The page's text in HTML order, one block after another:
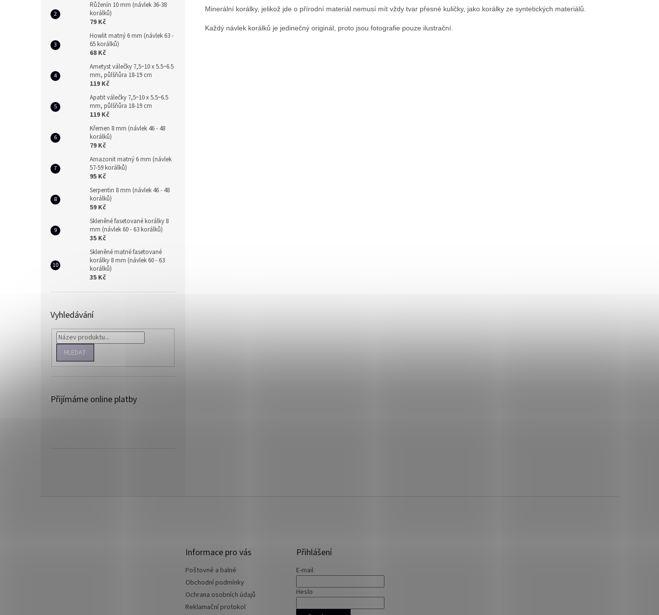
Růženín 10 mm (návlek 36-38
korálků)
79 Kč
Howlit matný 6 mm (návlek 63 -
65 korálků)
68 Kč
Ametyst válečky 7,5~10 x 5.5~6.5
mm, půlšňůra 18-19 cm
119 Kč
Apatit válečky 7,5~10 x 5.5~6.5
mm, půlšňůra 18-19 cm
119 Kč
Křemen 8 mm (návlek 46 - 48
korálků)
79 Kč
Amazonit matný 6 mm (návlek
57-59 korálků)
95 Kč
Serpentin 8 mm (návlek 46 - 48
korálků)
59 Kč
Skleněné fasetované korálky 8
mm (návlek 60 - 63 korálků)
35 Kč
Skleněné matné fasetované
korálky 8 mm (návlek 60 - 63
korálků)
35 Kč
Vyhledávání
HLEDAT
Přijímáme online platby
Minerální korálky, jelikož jde o přírodní materiál nemusí mít vždy tvar přesné kuličky, jako korálky ze syntetických materiálů.
Každý návlek korálků je jedinečný originál, proto jsou fotografie pouze ilustrační.
Informace pro vás
Poštovné a balné
Obchodní podmínky
Ochrana osobních údajů
Reklamační protokol
Přihlášení
E-mail
Heslo